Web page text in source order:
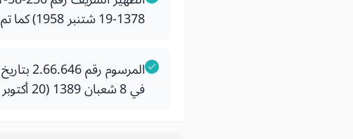
1378-19 شتنبر 1958) كما تم تغييره وتتميمه بتاريخ 23 مارس 2007
في 8 شعبان 1389 (20 أكتوبر 1969) يتعلق باختصاصات الأعوان الدبلوماسيين والقناصل العاملين بالخارج